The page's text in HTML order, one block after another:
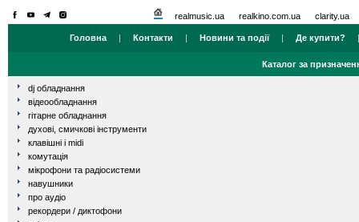
realmusic.ua realkino.com.ua clarity.ua
Головна | Контакти | Новини та події| Де купити?
Каталог за
dj обладнання
відеообладнання
гітарне обладнання
духові, смичкові інструменти
клавішні і midi
комутація
мікрофони та радіосистеми
навушники
про аудіо
рекордери / диктофони